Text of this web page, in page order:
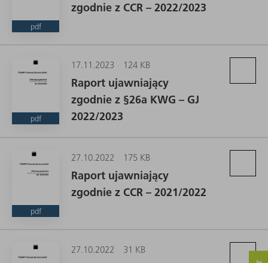
pdf
zgodnie z CCR – 2022/2023
pdf
17.11.2023 124 KB
Raport ujawniający
zgodnie z §26a KWG – GJ
2022/2023
pdf
27.10.2022 175 KB
Raport ujawniający
zgodnie z CCR – 2021/2022
27.10.2022 31 KB